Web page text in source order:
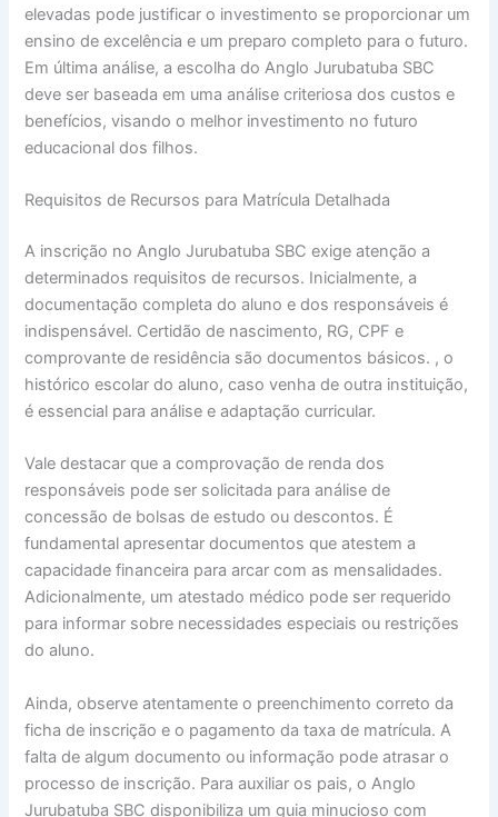
elevadas pode justificar o investimento se proporcionar um
ensino de excelência e um preparo completo para o futuro.
Em última análise, a escolha do Anglo Jurubatuba SBC
deve ser baseada em uma análise criteriosa dos custos e
benefícios, visando o melhor investimento no futuro
educacional dos filhos.
Requisitos de Recursos para Matrícula Detalhada
A inscrição no Anglo Jurubatuba SBC exige atenção a
determinados requisitos de recursos. Inicialmente, a
documentação completa do aluno e dos responsáveis é
indispensável. Certidão de nascimento, RG, CPF e
comprovante de residência são documentos básicos. , o
histórico escolar do aluno, caso venha de outra instituição,
é essencial para análise e adaptação curricular.
Vale destacar que a comprovação de renda dos
responsáveis pode ser solicitada para análise de
concessão de bolsas de estudo ou descontos. É
fundamental apresentar documentos que atestem a
capacidade financeira para arcar com as mensalidades.
Adicionalmente, um atestado médico pode ser requerido
para informar sobre necessidades especiais ou restrições
do aluno.
Ainda, observe atentamente o preenchimento correto da
ficha de inscrição e o pagamento da taxa de matrícula. A
falta de algum documento ou informação pode atrasar o
processo de inscrição. Para auxiliar os pais, o Anglo
Jurubatuba SBC disponibiliza um guia minucioso com